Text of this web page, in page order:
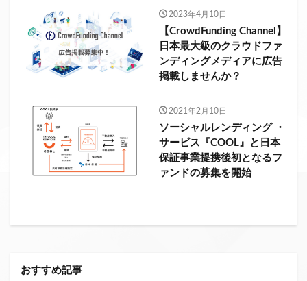
2023年4月10日
【CrowdFunding Channel】
日本最大級のクラウドファ
ンディングメディアに広告
掲載しませんか？
2021年2月10日
ソーシャルレンディング ・
サービス『COOL』と日本
保証事業提携後初となるフ
ァンドの募集を開始
おすすめ記事